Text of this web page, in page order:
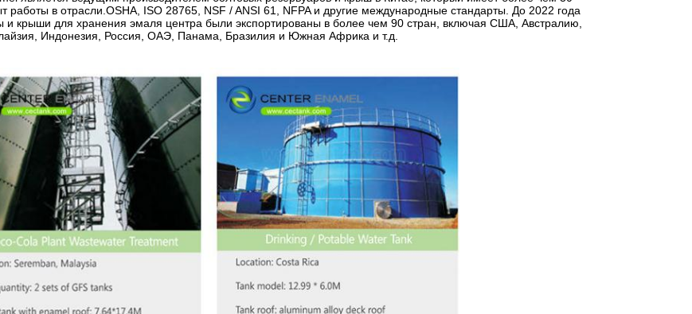
работы в отрасли.OSHA, ISO 28765, NSF / ANSI 61, NFPA и другие международные стандарты. До 2022 года
и крыши для хранения эмаля центра были экспортированы в более чем 90 стран, включая США, Австралию,
Индонезия, Россия, ОАЭ, Панама, Бразилия и Южная Африка и т.д.
Представьте